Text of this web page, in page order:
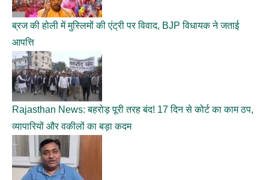
ब्रज की होली में मुस्लिमों की एंट्री पर विवाद, BJP विधायक ने जताई
आपत्ति
Rajasthan News: बहरोड़ पूरी तरह बंद! 17 दिन से कोर्ट का काम ठप,
व्यापारियों और वकीलों का बड़ा कदम